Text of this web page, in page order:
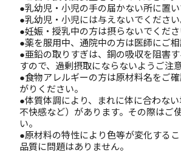
●乳幼児・小児の手の届かない所に置い
●乳幼児・小児には与えないでください
●妊娠・授乳中の方は摂らないでくださ
●薬を服用中、通院中の方は医師にご相
●亜鉛の取りすぎは、銅の吸収を阻害
すので、過剰摂取にならないようご注
●食物アレルギーの方は原材料名をご
がりください。
●体質体調により、まれに体に合わな
不快感など）があります。その際はご
い。
●原材料の特性により色等が変化するこ
品質に問題はありません。